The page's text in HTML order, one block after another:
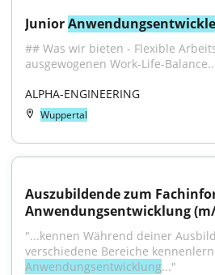
Junior
## Was wir bieten - Flexible
ausgewogenen Work-Life-
ALPHA-ENGINEERING
Wuppertal
Auszubildende zum
Anwendungsentwicklung
"...kennen Während deiner
Anwendungsentwicklung..."